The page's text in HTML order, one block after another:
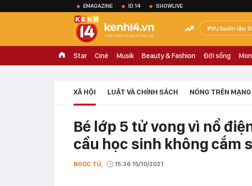
EMAGAZINE ID.14 SHOWLIVE
Vụ buôn lậu
Star Ciné Musik Beauty & Fashion Đời sống
XÃ HỘI LUẬT VÀ CHÍNH SÁCH NÓNG TRÊN MẠNG
Bé lớp 5 tử vong vì nổ
cầu học sinh không cắm
NGỌC TÚ, 15:36 15/10/2021